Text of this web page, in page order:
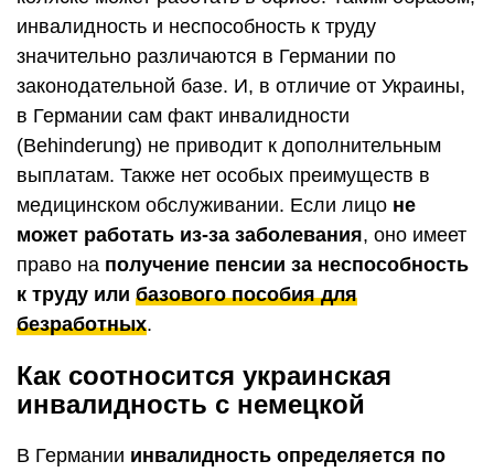
инвалидность и неспособность к труду
значительно различаются в Германии по
законодательной базе. И, в отличие от Украины,
в Германии сам факт инвалидности
(Behinderung) не приводит к дополнительным
выплатам. Также нет особых преимуществ в
медицинском обслуживании. Если лицо не
может работать из-за заболевания, оно имеет
право на получение пенсии за неспособность
к труду или базового пособия для
безработных.
Как соотносится украинская
инвалидность с немецкой
В Германии инвалидность определяется по